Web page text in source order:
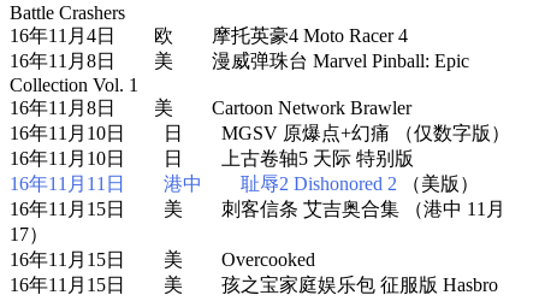
Battle Crashers
16年11月4日 欧 摩托英豪4 Moto Racer 4
16年11月8日 美 漫威弹珠台 Marvel Pinball: Epic
Collection Vol. 1
16年11月8日 美 Cartoon Network Brawler
16年11月10日 日 MGSV 原爆点+幻痛 （仅数字版）
16年11月10日 日 上古卷轴5 天际 特别版
16年11月11日 港中 耻辱2 Dishonored 2 （美版）
16年11月15日 美 刺客信条 艾吉奥合集 （港中 11月
17）
16年11月15日 美 Overcooked
16年11月15日 美 孩之宝家庭娱乐包 征服版 Hasbro